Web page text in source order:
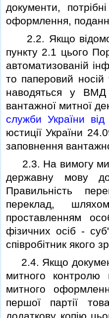
документи,
оформлення,
2.2. Якщо
пункту 2.1 цього
автоматизованiй
то паперовий носiй
наводяться у ВМД
вантажної митної
служби України
юстицiї України
заповнення
2.3. На вимогу
державну мову
Правильнiсть
переклад,
проставленням
фiзичних осiб -
спiвробiтник якого
2.4. Якщо
митного
митного
першої партiї
додаткову копiю